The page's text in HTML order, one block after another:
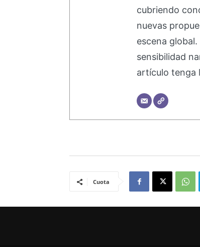
cubriendo
nuevas
escena
sensibilidad
artículo tenga
Cuota